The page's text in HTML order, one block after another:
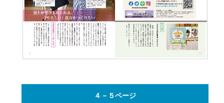
４－５ページ